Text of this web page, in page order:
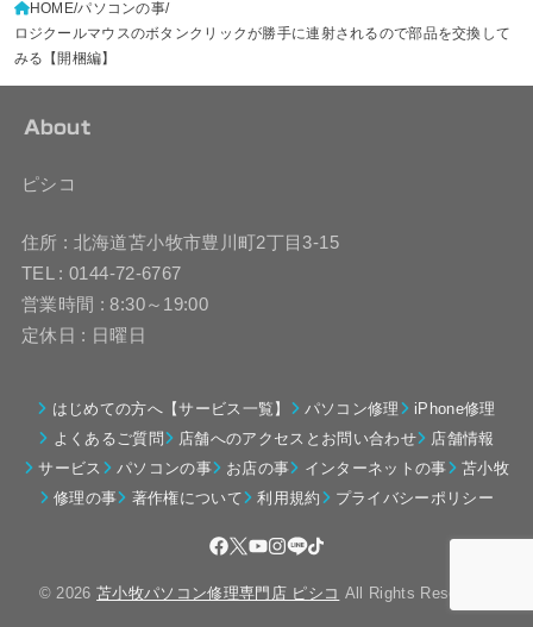
HOME パソコンの事
ロジクールマウスのボタンクリックが勝手に連射されるので部品を交換して
みる【開梱編】
About
ピシコ
住所 : 北海道苫小牧市豊川町2丁目3-15
TEL : 0144-72-6767
営業時間 : 8:30～19:00
定休日 : 日曜日
はじめての方へ【サービス一覧】 パソコン修理
iPhone修理
よくあるご質問
店舗へのアクセスとお問い合わせ
店舗情報
サービス
パソコンの事 お店の事 インターネットの事
苫小牧
修理の事
著作権について 利用規約 プライバシーポリシー
© 2026苫小牧パソコン修理専門店 ピシコ All Rights Reserved.